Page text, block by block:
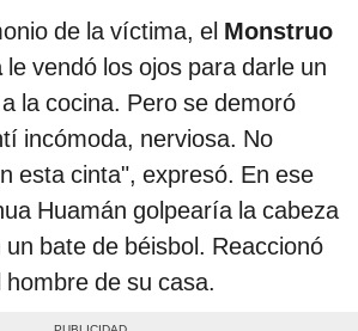
de la víctima, el Monstruo
le vendó los ojos para darle un
la cocina. Pero se demoró
incómoda, nerviosa. No
esta cinta", expresó. En ese
Huamán golpearía la cabeza
bate de béisbol. Reaccionó
de su casa.